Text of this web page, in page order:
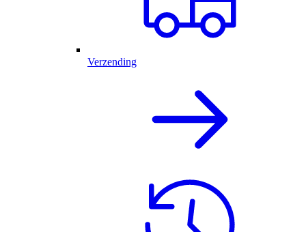
Verzending